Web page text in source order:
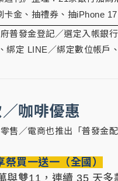
卡金、抽禮券、抽iPhone
普發金登記／選定入帳銀
綁定 LINE／綁定數位帳戶
咖啡優惠
售／電商也推出「普發金
買一送一（全國）
與雙11，連續 35 天